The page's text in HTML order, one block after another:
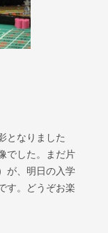
となりました
でした。まだ片
が、明日の入学
す。どうぞお楽